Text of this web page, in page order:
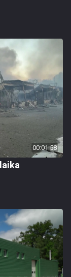
00:01:58